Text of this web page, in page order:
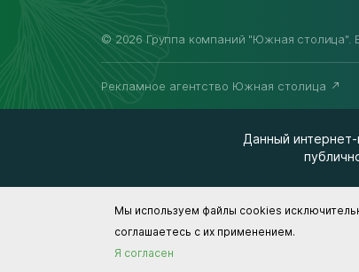
© 2026 Группа компаний "Южная столица".
Рекламное агентство Южная столица
Данный интернет-
Мы используем файлы cookies
соглашаетесь с их применением.
Я согласен